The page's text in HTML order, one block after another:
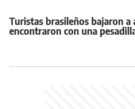
Turistas brasileños bajaron a
encontraron con una